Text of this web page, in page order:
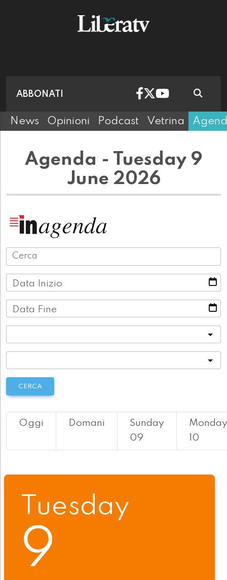
ABBONATI
News Opinioni Podcast Vetrina
Agenda - Tuesday 9
June 2026
Data Inizio
Data Fine
CERCA
Oggi Domani
Sunday
09
Monday
10
Tuesday
9